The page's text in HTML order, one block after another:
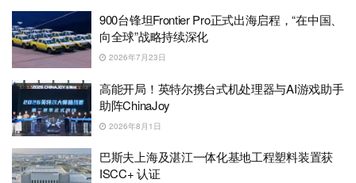
900台锋坦Frontier Pro正式出海启程，“在中国、
向全球”战略持续深化
2026年7月23日
高能开局！英特尔携台式机处理器与AI游戏助手
助阵ChinaJoy
2026年8月1日
巴斯夫上海及湛江一体化基地工程塑料装置获
ISCC+ 认证